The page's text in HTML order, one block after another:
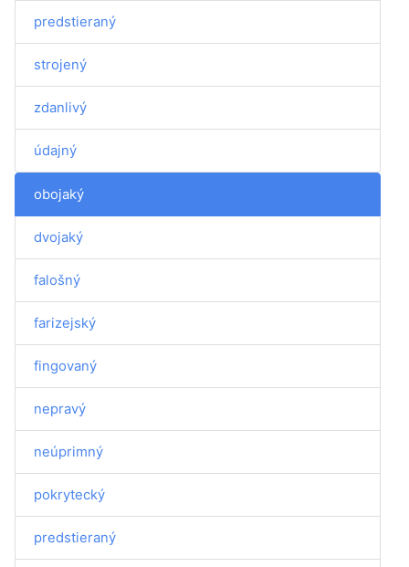
predstieraný
strojený
zdanlivý
údajný
obojaký
dvojaký
falošný
farizejský
fingovaný
nepravý
neúprimný
pokrytecký
predstieraný